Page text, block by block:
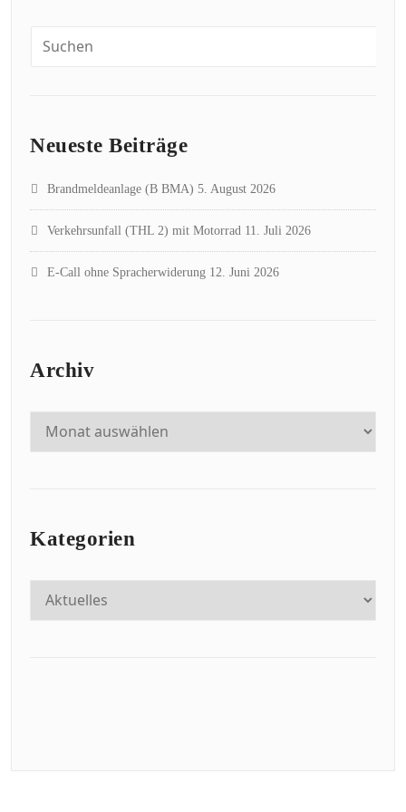
Neueste Beiträge
Brandmeldeanlage (B BMA) 5. August 2026
Verkehrsunfall (THL 2) mit Motorrad 11. Juli 2026
E-Call ohne Spracherwiderung 12. Juni 2026
Archiv
Kategorien